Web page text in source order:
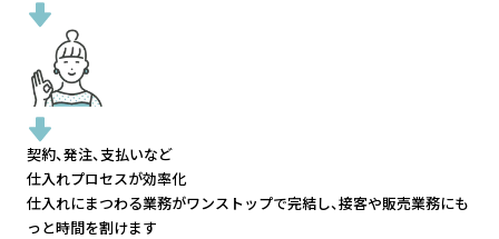
契約、発注、支払いなど
仕入れプロセスが効率化
仕入れにまつわる業務がワンストップで完結し、接客や販売業務にも
っと時間を割けます